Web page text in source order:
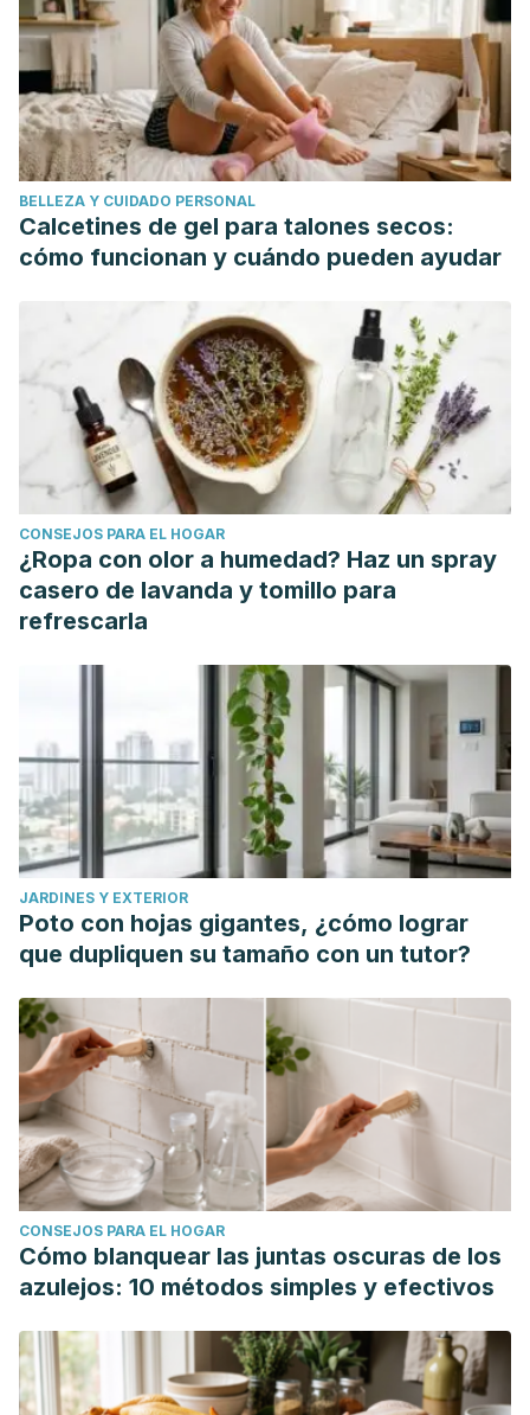
One. 2016; 11(7): e0157724.
Ana Alice Amaral Ibiapina Parente et al. "Perception of
dyspnea in childhood asthma crisis by the patients and
those in charge of them",J. Pediatr.(Rio
J.) vol.87 no.6 Porto Alegre Nov./Dec. 2011
Woodgate, Roberta, "The Experience of Dyspnea in
School-Age Children with Asthma",
Journal of Maternal/Child Nursing,
:34 Number 3 , page 154 - 161 [Buy]
BELLEZA Y CUIDADO PERSONAL
Calcetines de gel para talones secos:
cómo funcionan y cuándo pueden ayudar
CONSEJOS PARA EL HOGAR
¿Ropa con olor a humedad? Haz un spray
casero de lavanda y tomillo para
refrescarla
JARDINES Y EXTERIOR
Poto con hojas gigantes, ¿cómo lograr
que dupliquen su tamaño con un tutor?
CONSEJOS PARA EL HOGAR
Cómo blanquear las juntas oscuras de los
azulejos: 10 métodos simples y efectivos